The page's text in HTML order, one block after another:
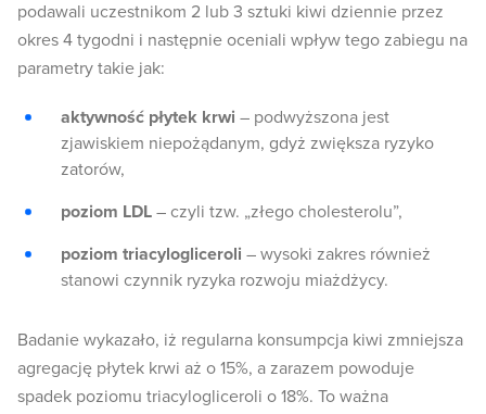
podawali uczestnikom 2 lub 3 sztuki kiwi dziennie przez
okres 4 tygodni i następnie oceniali wpływ tego zabiegu na
parametry takie jak:
aktywność płytek krwi – podwyższona jest
zjawiskiem niepożądanym, gdyż zwiększa ryzyko
zatorów,
poziom LDL – czyli tzw. „złego cholesterolu”,
poziom triacylogliceroli – wysoki zakres również
stanowi czynnik ryzyka rozwoju miażdżycy.
Badanie wykazało, iż regularna konsumpcja kiwi zmniejsza
agregację płytek krwi aż o 15%, a zarazem powoduje
spadek poziomu triacylogliceroli o 18%. To ważna